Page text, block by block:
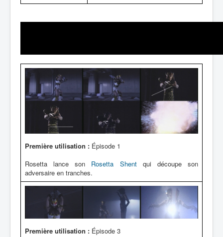
Première utilisation : Épisode 1
Rosetta lance son Rosetta Shentqui découpe son
adversaire en tranches.
Première utilisation : Épisode 3